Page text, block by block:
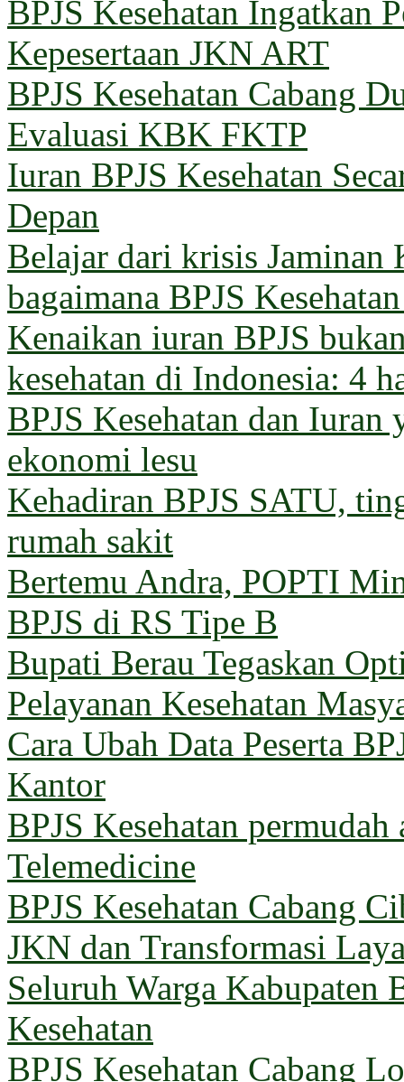
BPJS Kesehatan Ingatkan
Kepesertaan JKN ART
BPJS Kesehatan Cabang
Evaluasi KBK FKTP
Iuran BPJS Kesehatan
Depan
Belajar dari krisis Jaminan
bagaimana BPJS
Kenaikan iuran BPJS
kesehatan di Indonesia: 4
BPJS Kesehatan dan
ekonomi lesu
Kehadiran BPJS SATU,
rumah sakit
Bertemu Andra, POPTI
BPJS di RS Tipe B
Bupati Berau Tegaskan
Pelayanan Kesehatan
Cara Ubah Data Peserta
Kantor
BPJS Kesehatan
Telemedicine
BPJS Kesehatan Cabang
JKN dan Transformasi
Seluruh Warga Kabupaten
Kesehatan
BPJS Kesehatan Cabang